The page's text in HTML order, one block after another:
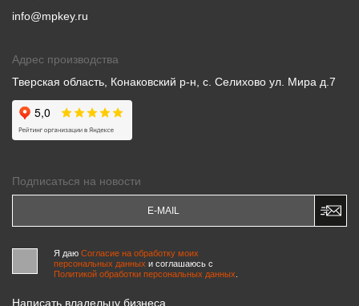
info@mpkey.ru
Адрес производства
Тверская область, Конаковский р-н, с. Селихово ул. Мира д.7
Подписаться на новости
Я даю Согласие на обработку моих
персональных данных и соглашаюсь c
Политикой обработки персональных данных
Написать владельцу бизнеса